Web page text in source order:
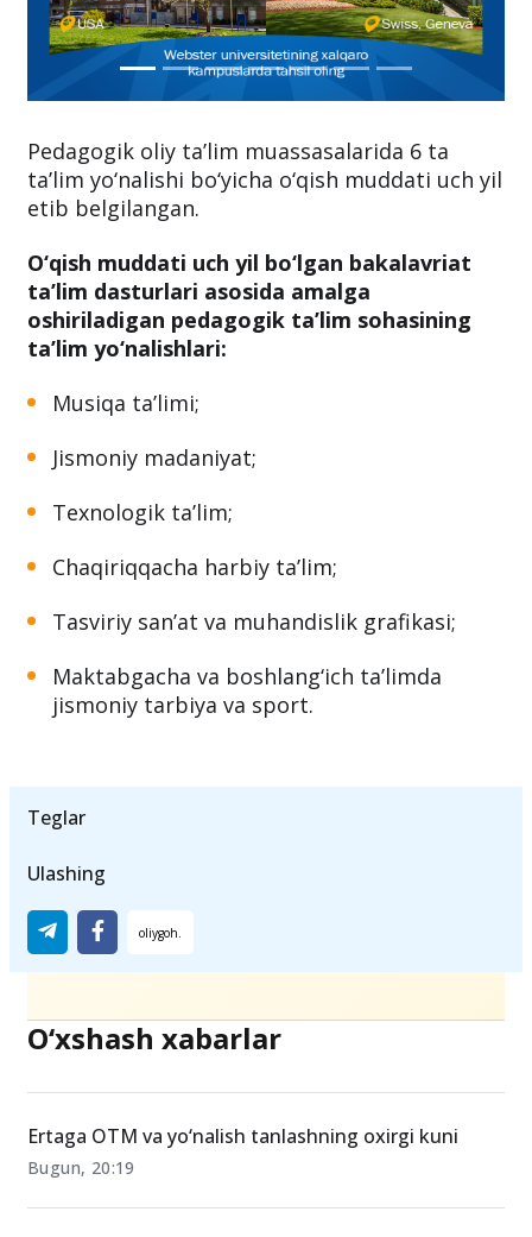
Pedagogik oliy ta’lim muassasalarida 6 ta
ta’lim yo‘nalishi bo‘yicha o‘qish muddati uch yil
etib belgilangan.
O‘qish muddati uch yil bo‘lgan bakalavriat
ta’lim dasturlari asosida amalga
oshiriladigan pedagogik ta’lim sohasining
ta’lim yo‘nalishlari:
Musiqa ta’limi;
Jismoniy madaniyat;
Texnologik ta’lim;
Chaqiriqqacha harbiy ta’lim;
Tasviriy san’at va muhandislik grafikasi;
Maktabgacha va boshlang‘ich ta’limda
jismoniy tarbiya va sport.
Teglar
Ulashing
O‘xshash xabarlar
Ertaga OTM va yo‘nalish tanlashning oxirgi kuni
Bugun, 20:19